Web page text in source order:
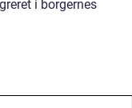
i borgernes